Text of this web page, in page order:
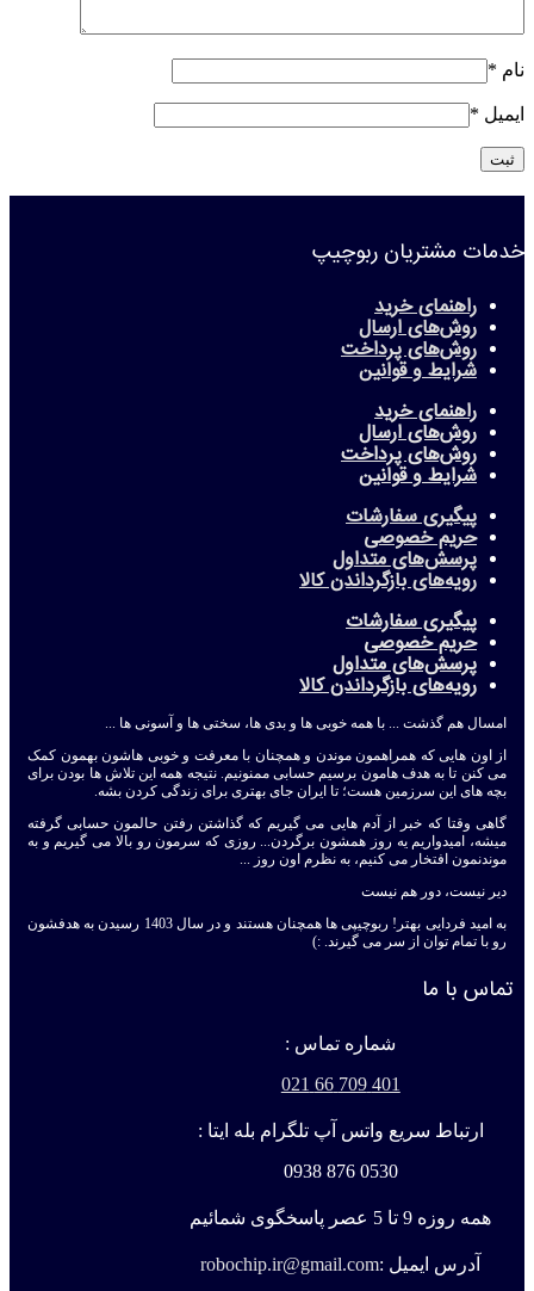
نام *
ایمیل *
خدمات مشتریان ربوچیپ
راهنمای خرید
روش‌های ارسال
روش‌های پرداخت
شرایط و قوانین
راهنمای خرید
روش‌های ارسال
روش‌های پرداخت
شرایط و قوانین
پیگیری سفارشات
حریم خصوصی
پرسش‌های متداول
رویه‌های بازگرداندن کالا
پیگیری سفارشات
حریم خصوصی
پرسش‌های متداول
رویه‌های بازگرداندن کالا
امسال هم گذشت ... با همه خوبی ها و بدی ها، سختی ها و آسونی ها ...
از اون هایی که همراهمون موندن و همچنان با معرفت و خوبی هاشون بهمون کمک
می کنن تا به هدف هامون برسیم حسابی ممنونیم. نتیجه همه این تلاش ها بودن برای
بچه های این سرزمین هست؛ تا ایران جای بهتری برای زندگی کردن بشه.
گاهی وقتا که خبر از آدم هایی می گیریم که گذاشتن رفتن حالمون حسابی گرفته
میشه، امیدواریم یه روز همشون برگردن... روزی که سرمون رو بالا می گیریم و به
موندنمون افتخار می کنیم، به نظرم اون روز ...
دیر نیست، دور هم نیست
به امید فردایی بهتر! ربوچیپی ها همچنان هستند و در سال 1403 رسیدن به هدفشون
رو با تمام توان از سر می گیرند. :)
تماس با ما
شماره تماس :
401 709 66 021
ارتباط سریع واتس آپ تلگرام بله ایتا :
0530 876 0938
همه روزه 9 تا 5 عصر پاسخگوی شمائیم
آدرس ایمیل :robochip.ir@gmail.com